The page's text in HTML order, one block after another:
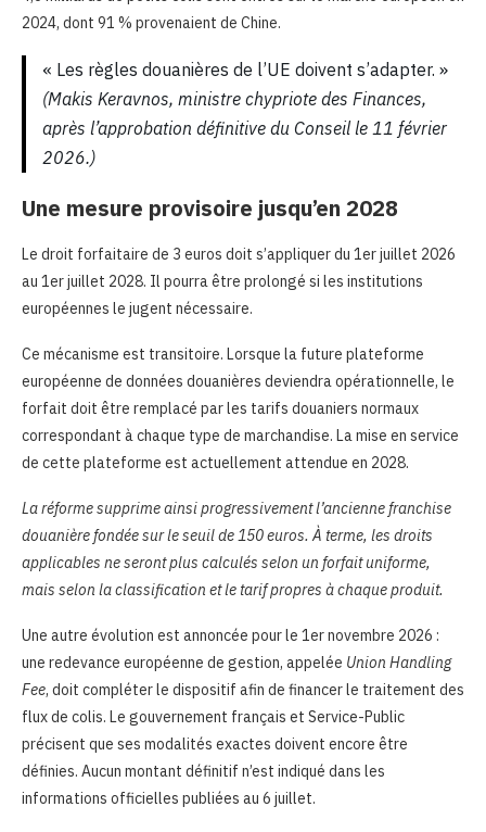
2024, dont 91 % provenaient de Chine.
« Les règles douanières de l’UE doivent s’adapter. »
(Makis Keravnos, ministre chypriote des Finances,
après l’approbation définitive du Conseil le 11 février
2026.)
Une mesure provisoire jusqu’en 2028
Le droit forfaitaire de 3 euros doit s’appliquer du 1er juillet 2026
au 1er juillet 2028. Il pourra être prolongé si les institutions
européennes le jugent nécessaire.
Ce mécanisme est transitoire. Lorsque la future plateforme
européenne de données douanières deviendra opérationnelle, le
forfait doit être remplacé par les tarifs douaniers normaux
correspondant à chaque type de marchandise. La mise en service
de cette plateforme est actuellement attendue en 2028.
La réforme supprime ainsi progressivement l’ancienne franchise
douanière fondée sur le seuil de 150 euros. À terme, les droits
applicables ne seront plus calculés selon un forfait uniforme,
mais selon la classification et le tarif propres à chaque produit.
Une autre évolution est annoncée pour le 1er novembre 2026 :
une redevance européenne de gestion, appelée Union Handling
Fee, doit compléter le dispositif afin de financer le traitement des
flux de colis. Le gouvernement français et Service-Public
précisent que ses modalités exactes doivent encore être
définies. Aucun montant définitif n’est indiqué dans les
informations officielles publiées au 6 juillet.